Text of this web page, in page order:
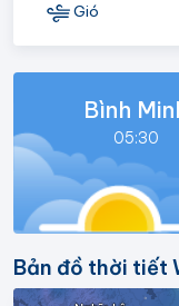
Gió
Bình
05:30
Bản đồ thời tiết